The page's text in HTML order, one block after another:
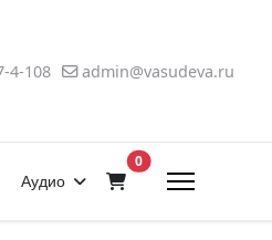
4-108 admin@vasudeva.ru
Аудио
0В корзину